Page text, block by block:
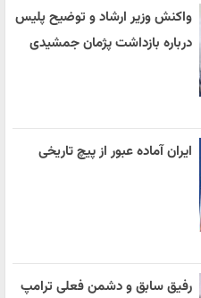
واکنش وزیر ارشاد و توضیح پلیس
درباره بازداشت پژمان جمشیدی
ایران آماده عبور از پیچ تاریخی
رفیق سابق و دشمن فعلی ترامپ